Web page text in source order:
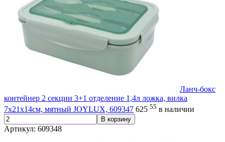
Ланч-бокс
контейнер 2 секции 3+1 отделение 1,4л ложка, вилка
7х21х14см, мятный JOYLUX, 609347 625 55 в наличии
В корзину
Артикул: 609348